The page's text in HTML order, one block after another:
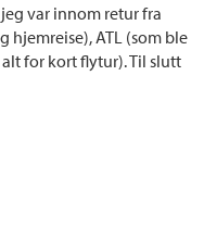
var innom retur fra
hjemreise), ATL (som ble
for kort flytur). Til slutt